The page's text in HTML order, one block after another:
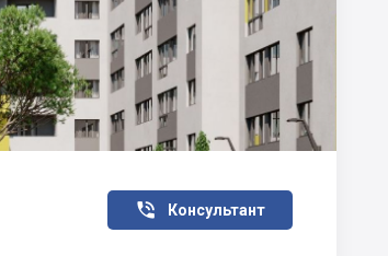
Консультант
